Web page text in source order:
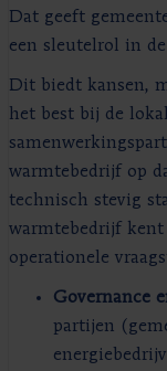
Dat geeft
een sleutelrol in
Dit biedt kansen,
het best bij de
warmtebedrijf op
technisch stevig
warmtebedrijf kent
operationele
Governance
partijen